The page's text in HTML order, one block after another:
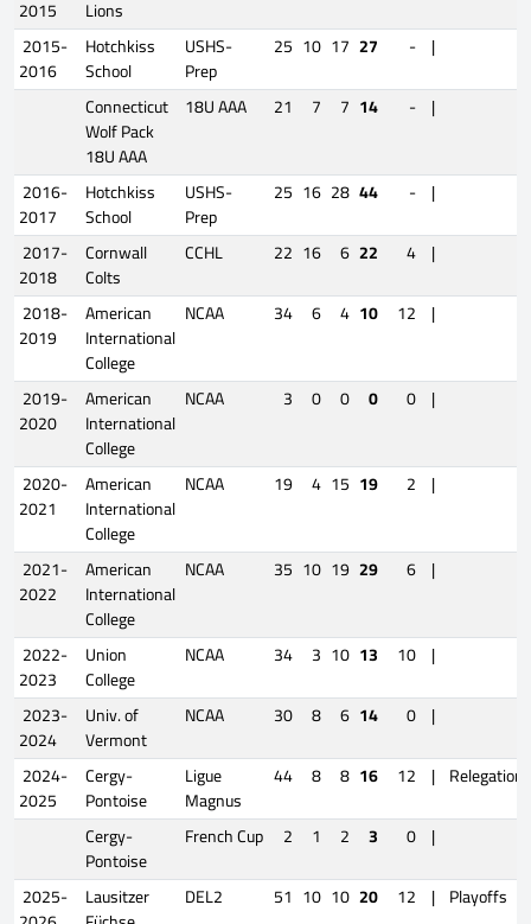
2015
Lions
2015-
2016
Hotchkiss
School
USHS-
Prep
25 10 17 27 - |
Connecticut
Wolf Pack
18U AAA
18U AAA 21 7 7 14 - |
2016-
2017
Hotchkiss
School
USHS-
Prep
25 16 28 44 - |
2017-
2018
Cornwall
Colts
CCHL 22 16 6 22 4 |
2018-
2019
American
International
College
NCAA 34 6 4 10 12 |
2019-
2020
American
International
College
NCAA 3 0 0 0 0 |
2020-
2021
American
International
College
NCAA 19 4 15 19 2 |
2021-
2022
American
International
College
NCAA 35 10 19 29 6 |
2022-
2023
Union
College
NCAA 34 3 10 13 10 |
2023-
2024
Univ. of
Vermont
NCAA 30 8 6 14 0 |
2024-
2025
Cergy-
Pontoise
Ligue
Magnus
44 8 8 16 12 | Relegation
Cergy-
Pontoise
French Cup 2 1 2 3 0 |
2025-
Lausitzer
DEL2 51 10 10 20 12 | Playoffs